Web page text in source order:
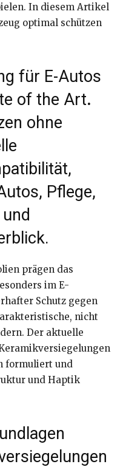
In diesem Artikel
optimal schützen
für E-Autos
of the Art.
ohne
Pflege,
prägen das
im E-
Schutz gegen
nicht
Der aktuelle
formuliert und
und Haptik